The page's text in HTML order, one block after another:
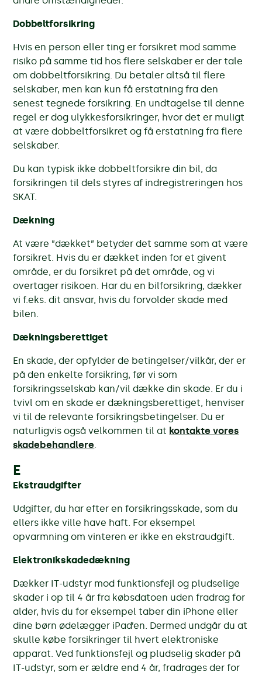
Dobbeltforsikring
Hvis en person eller ting er forsikret mod samme
risiko på samme tid hos flere selskaber er der tale
om dobbeltforsikring. Du betaler altså til flere
selskaber, men kan kun få erstatning fra den
senest tegnede forsikring. En undtagelse til denne
regel er dog ulykkesforsikringer, hvor det er muligt
at være dobbeltforsikret og få erstatning fra flere
selskaber.
Du kan typisk ikke dobbeltforsikre din bil, da
forsikringen til dels styres af indregistreringen hos
SKAT.
Dækning
At være ”dækket” betyder det samme som at være
forsikret. Hvis du er dækket inden for et givent
område, er du forsikret på det område, og vi
overtager risikoen. Har du en bilforsikring, dækker
vi f.eks. dit ansvar, hvis du forvolder skade med
bilen.
Dækningsberettiget
En skade, der opfylder de betingelser/vilkår, der er
på den enkelte forsikring, før vi som
forsikringsselskab kan/vil dække din skade. Er du i
tvivl om en skade er dækningsberettiget, henviser
vi til de relevante forsikringsbetingelser. Du er
naturligvis også velkommen til at kontakte vores
skadebehandlere
E
Ekstraudgifter
Udgifter, du har efter en forsikringsskade, som du
ellers ikke ville have haft. For eksempel
opvarmning om vinteren er ikke en ekstraudgift.
Elektronikskadedækning
Dækker IT-udstyr mod funktionsfejl og pludselige
skader i op til 4 år fra købsdatoen uden fradrag for
alder, hvis du for eksempel taber din iPhone eller
dine børn ødelægger iPad’en. Dermed undgår du at
skulle købe forsikringer til hvert elektroniske
apparat. Ved funktionsfejl og pludselig skader på
IT-udstyr, som er ældre end 4 år, fradrages der for